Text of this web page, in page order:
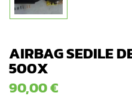
AIRBAG SEDILE
500X
90,00€